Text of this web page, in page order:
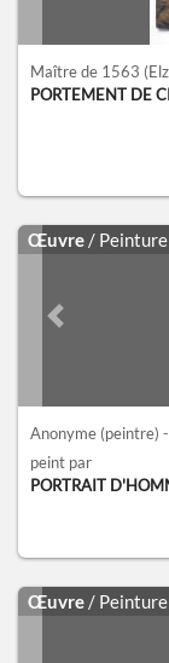
Maître de 1563
PORTEMENT DE
Œuvre / Peinture
Previous slide
Anonyme (peintre)
peint par
PORTRAIT
Œuvre / Peinture